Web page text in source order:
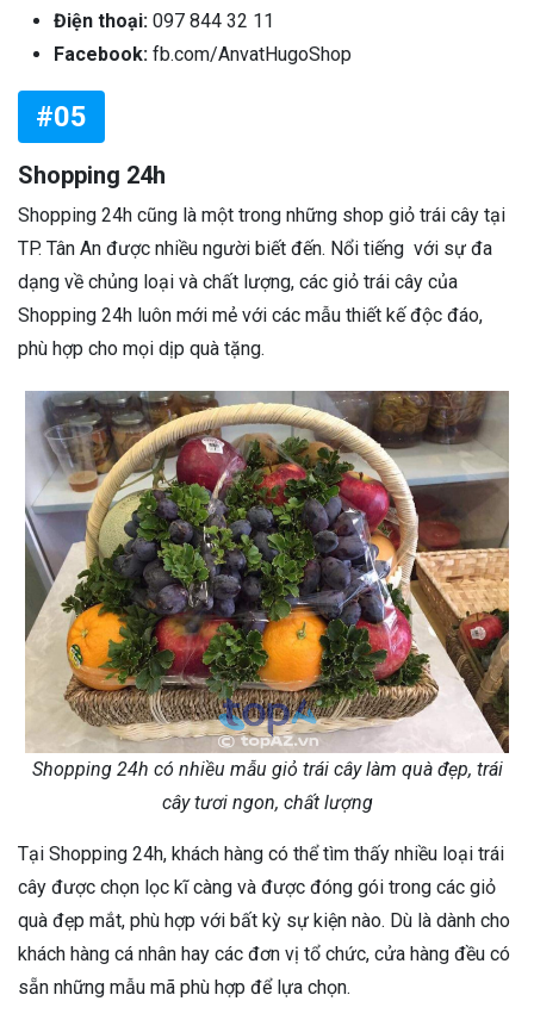
Điện thoại: 097 844 32 11
Facebook: fb.com/AnvatHugoShop
#05
Shopping 24h
Shopping 24h cũng là một trong những shop giỏ trái cây tại
TP. Tân An được nhiều người biết đến. Nổi tiếng với sự đa
dạng về chủng loại và chất lượng, các giỏ trái cây của
Shopping 24h luôn mới mẻ với các mẫu thiết kế độc đáo,
phù hợp cho mọi dịp quà tặng.
Shopping 24h có nhiều mẫu giỏ trái cây làm quà đẹp, trái
cây tươi ngon, chất lượng
Tại Shopping 24h, khách hàng có thể tìm thấy nhiều loại trái
cây được chọn lọc kĩ càng và được đóng gói trong các giỏ
quà đẹp mắt, phù hợp với bất kỳ sự kiện nào. Dù là dành cho
khách hàng cá nhân hay các đơn vị tổ chức, cửa hàng đều có
sẵn những mẫu mã phù hợp để lựa chọn.